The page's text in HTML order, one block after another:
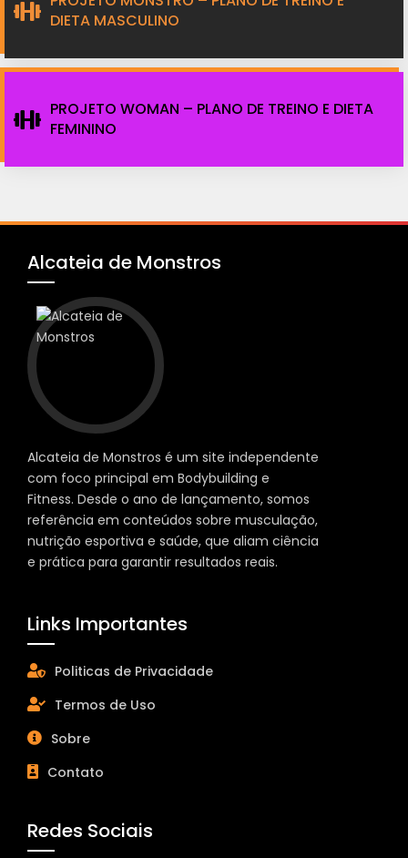
DIETA MASCULINO
PROJETO WOMAN – PLANO DE TREINO E DIETA
FEMININO
Alcateia de Monstros
Alcateia de Monstros é um site independente
com foco principal em Bodybuilding e
Fitness. Desde o ano de lançamento, somos
referência em conteúdos sobre musculação,
nutrição esportiva e saúde, que aliam ciência
e prática para garantir resultados reais.
Links Importantes
Politicas de Privacidade
Termos de Uso
Sobre
Contato
Redes Sociais